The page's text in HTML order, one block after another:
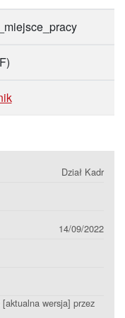
Dział Kadr
14/09/2022
wersja] przez